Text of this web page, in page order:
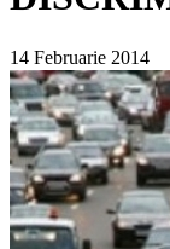
14 Februarie 2014